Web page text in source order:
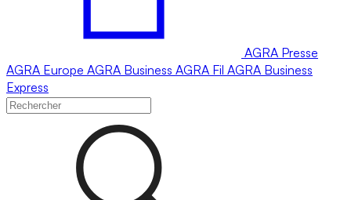
AGRA Presse
AGRA Europe AGRA Business AGRA Fil AGRA Business
Express